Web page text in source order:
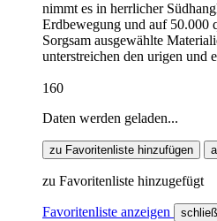
nimmt es in herrlicher
Erdbewegung und auf 50.000
Sorgsam ausgewählte
unterstreichen den urigen und
160
Daten werden geladen...
zu Favoritenliste hinzufügen
zu Favoritenliste hinzugefügt
Favoritenliste anzeigen